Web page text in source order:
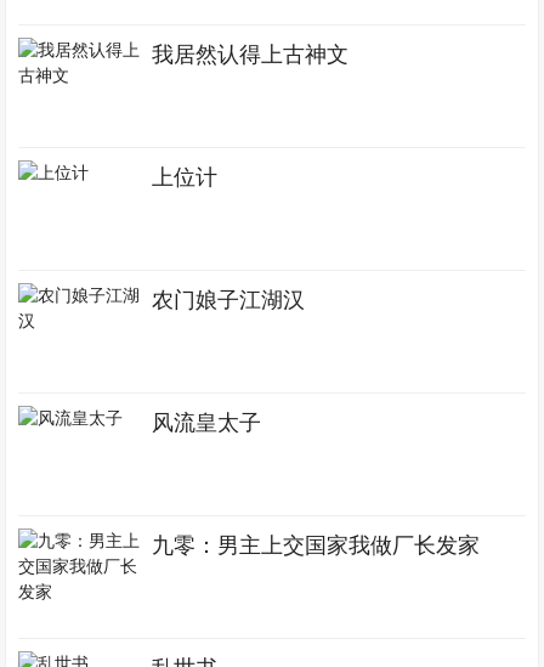
我居然认得上古神文
上位计
农门娘子江湖汉
风流皇太子
九零：男主上交国家我做厂长发家